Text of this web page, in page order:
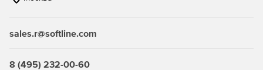
sales.r@softline.com
8 (495) 232-00-60